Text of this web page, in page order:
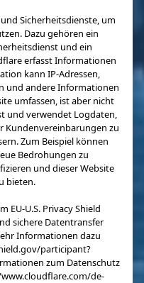
Sicherheitsdienste, um
Dazu gehören ein
und ein
erfasst Informationen
kann IP-Adressen,
und andere Informationen
umfassen, ist aber nicht
und verwendet Logdaten,
Kundenvereinbarungen zu
Zum Beispiel können
Bedrohungen zu
und dieser Website
bieten.
EU-U.S. Privacy Shield
sichere Datentransfer
Informationen dazu
participant?
zum Datenschutz
de-